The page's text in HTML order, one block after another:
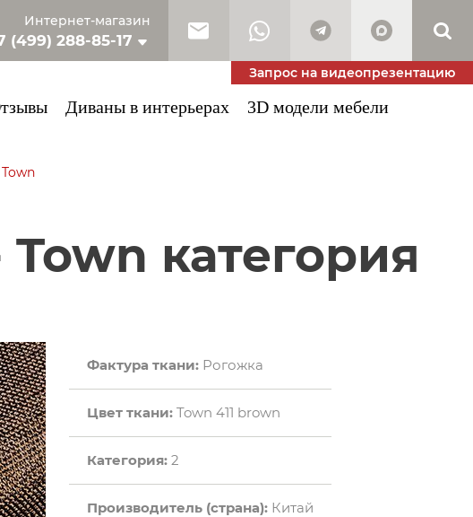
Интернет-магазин
(499) 288-85-17
(985) 410-53-34
Запрос на видеопрезентацию
Диваны в интерьерах 3D модели мебели
Town
Фактура ткани:Рогожка
Цвет ткани: Town 411 brown
Категория:2
Производитель (страна):Китай